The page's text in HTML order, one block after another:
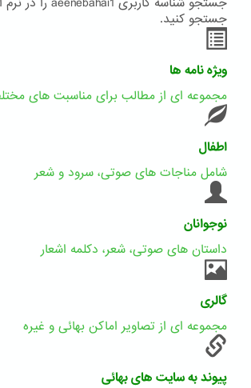
جستجو کنید.
ویژه نامه ها
مجموعه ای از مطالب برای مناسبت های
اطفال
شامل مناجات های صوتی، سرود و شعر
نوجوانان
داستان های صوتی، شعر، دکلمه اشعار
گالری
مجموعه ای از تصاویر اماکن بهائی و غیره
پیوند به سایت های بهائی